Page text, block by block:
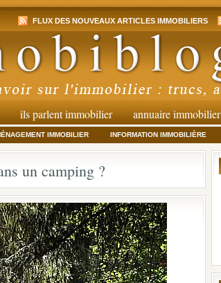
FLUX DES NOUVEAUX ARTICLES IMMOBILIERS
ils parlent immobilier annuaire immobilier
IMMOBILIER INFORMATION IMMOBILIÈRE
un camping ?